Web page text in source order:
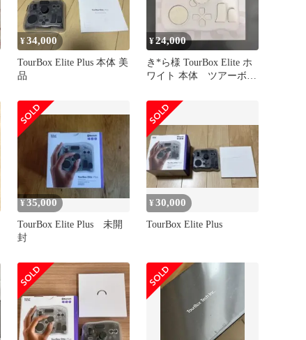
¥34,000
TourBox Elite Plus 本体 美
品
¥24,000
き*ら様 TourBox Elite ホ
ワイト 本体 ツアーボッ
¥35,000
TourBox Elite Plus 未開
封
¥30,000
TourBox Elite Plus